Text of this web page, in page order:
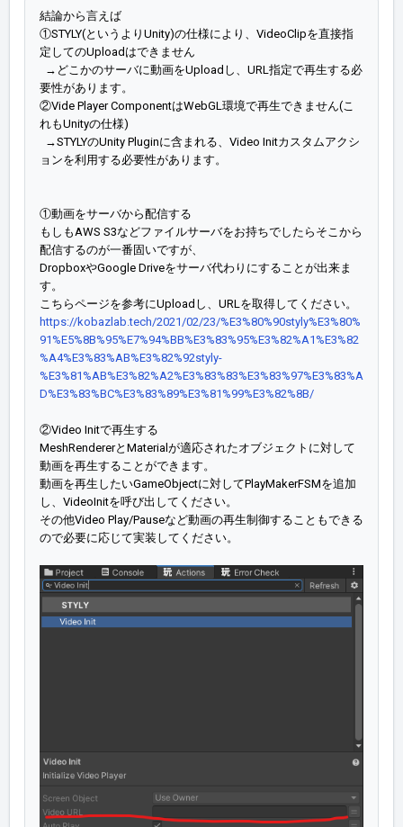
結論から言えば
①STYLY(というよりUnity)の仕様により、VideoClipを直接指
定してのUploadはできません
→どこかのサーバに動画をUploadし、URL指定で再生する必
要性があります。
②Vide Player ComponentはWebGL環境で再生できません(こ
れもUnityの仕様)
→STYLYのUnity Pluginに含まれる、Video Initカスタムアクシ
ョンを利用する必要性があります。
①動画をサーバから配信する
もしもAWS S3などファイルサーバをお持ちでしたらそこから
配信するのが一番固いですが、
DropboxやGoogle Driveをサーバ代わりにすることが出来ま
す。
こちらページを参考にUploadし、URLを取得してください。
https://kobazlab.tech/2021/02/23/%E3%80%90styly%E3%80%
91%E5%8B%95%E7%94%BB%E3%83%95%E3%82%A1%E3%82
%A4%E3%83%AB%E3%82%92styly-
%E3%81%AB%E3%82%A2%E3%83%83%E3%83%97%E3%83%A
D%E3%83%BC%E3%83%89%E3%81%99%E3%82%8B/
②Video Initで再生する
MeshRendererとMaterialが適応されたオブジェクトに対して
動画を再生することができます。
動画を再生したいGameObjectに対してPlayMakerFSMを追加
し、VideoInitを呼び出してください。
その他Video Play/Pauseなど動画の再生制御することもできる
ので必要に応じて実装してください。